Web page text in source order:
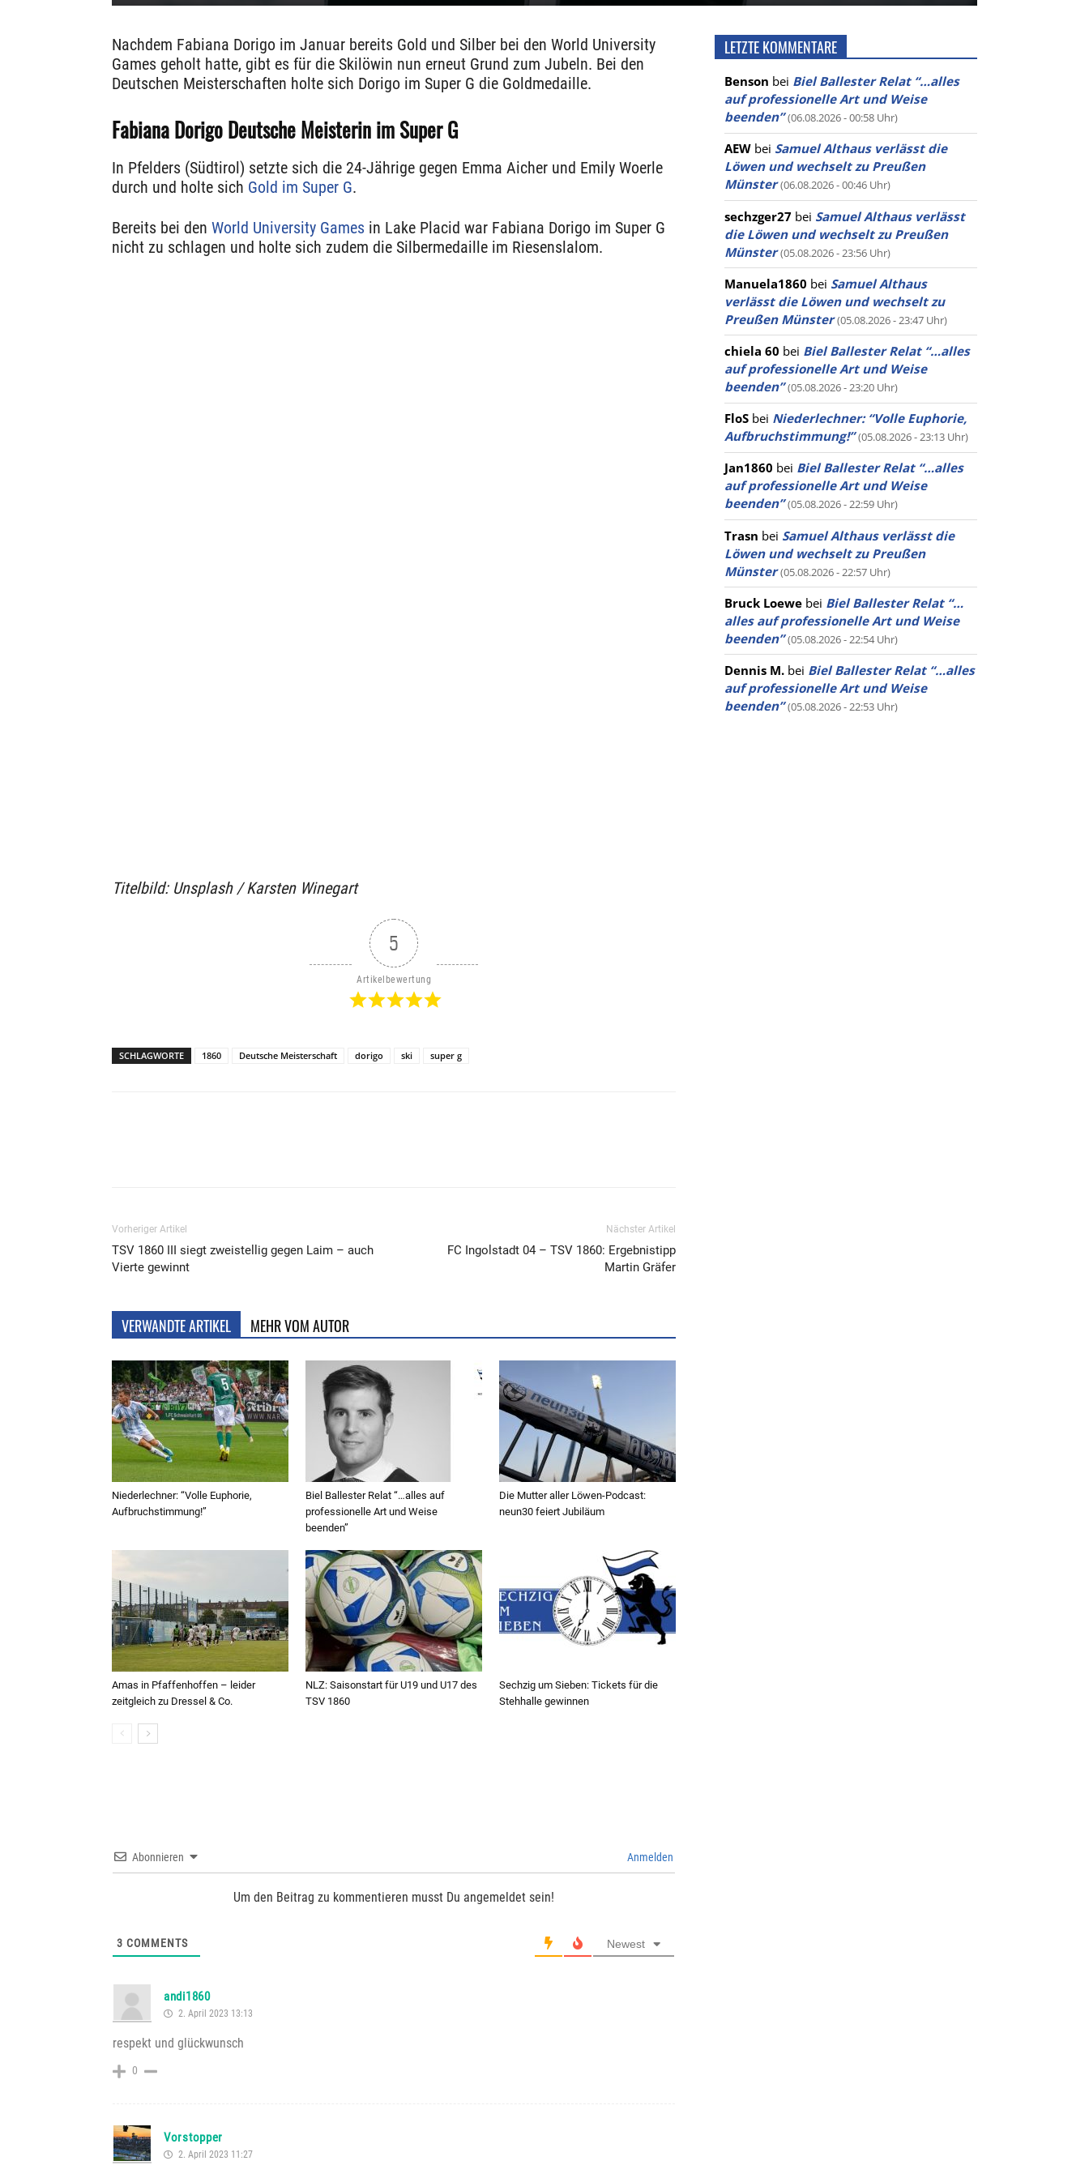
Nachdem Fabiana Dorigo im Januar bereits Gold und Silber bei den World University
Games geholt hatte, gibt es für die Skilöwin nun erneut Grund zum Jubeln. Bei den
Deutschen Meisterschaften holte sich Dorigo im Super G die Goldmedaille.
Fabiana Dorigo Deutsche Meisterin im Super G
In Pfelders (Südtirol) setzte sich die 24-Jährige gegen Emma Aicher und Emily Woerle
durch und holte sich Gold im Super G.
Bereits bei den World University Games in Lake Placid war Fabiana Dorigo im Super G
nicht zu schlagen und holte sich zudem die Silbermedaille im Riesenslalom.
Titelbild: Unsplash / Karsten Winegart
5
Artikelbewertung
SCHLAGWORTE 1860 Deutsche Meisterschaft dorigo ski super g
Vorheriger Artikel
TSV 1860 III siegt zweistellig gegen Laim – auch
Vierte gewinnt
Nächster Artikel
FC Ingolstadt 04 – TSV 1860: Ergebnistipp
Martin Gräfer
VERWANDTE ARTIKEL MEHR VOM AUTOR
Niederlechner: “Volle Euphorie,
Aufbruchstimmung!”
Biel Ballester Relat “…alles auf
professionelle Art und Weise
beenden”
Die Mutter aller Löwen-Podcast:
neun30 feiert Jubiläum
Amas in Pfaffenhoffen – leider
zeitgleich zu Dressel & Co.
NLZ: Saisonstart für U19 und U17 des
TSV 1860
Sechzig um Sieben: Tickets für die
Stehhalle gewinnen
Abonnieren Anmelden
Um den Beitrag zu kommentieren musst Du angemeldet sein!
3 COMMENTS Newest
andi1860
2. April 2023 13:13
respekt und glückwunsch
0
Vorstopper
2. April 2023 11:27
LETZTE KOMMENTARE
Benson bei Biel Ballester Relat “…alles
auf professionelle Art und Weise
beenden” (06.08.2026 - 00:58 Uhr)
AEW bei Samuel Althaus verlässt die
Löwen und wechselt zu Preußen
Münster (06.08.2026 - 00:46 Uhr)
sechzger27 bei Samuel Althaus verlässt
die Löwen und wechselt zu Preußen
Münster (05.08.2026 - 23:56 Uhr)
Manuela1860 bei Samuel Althaus
verlässt die Löwen und wechselt zu
Preußen Münster (05.08.2026 - 23:47 Uhr)
chiela 60 bei Biel Ballester Relat “…alles
auf professionelle Art und Weise
beenden” (05.08.2026 - 23:20 Uhr)
FloS bei Niederlechner: “Volle Euphorie,
Aufbruchstimmung!” (05.08.2026 - 23:13 Uhr)
Jan1860 bei Biel Ballester Relat “…alles
auf professionelle Art und Weise
beenden” (05.08.2026 - 22:59 Uhr)
Trasn bei Samuel Althaus verlässt die
Löwen und wechselt zu Preußen
Münster (05.08.2026 - 22:57 Uhr)
Bruck Loewe bei Biel Ballester Relat “…
alles auf professionelle Art und Weise
beenden” (05.08.2026 - 22:54 Uhr)
Dennis M. bei Biel Ballester Relat “…alles
auf professionelle Art und Weise
beenden” (05.08.2026 - 22:53 Uhr)